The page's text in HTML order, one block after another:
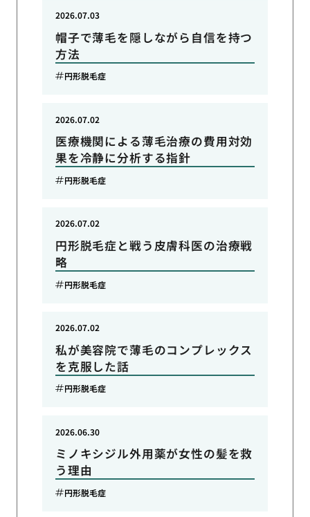
帽子で薄毛を隠しながら自信を持つ
方法
2026.07.03
円形脱毛症
医療機関による薄毛治療の費用対効
果を冷静に分析する指針
2026.07.02
円形脱毛症
円形脱毛症と戦う皮膚科医の治療戦
略
2026.07.02
円形脱毛症
私が美容院で薄毛のコンプレックス
を克服した話
2026.07.02
円形脱毛症
ミノキシジル外用薬が女性の髪を救
う理由
2026.06.30
円形脱毛症